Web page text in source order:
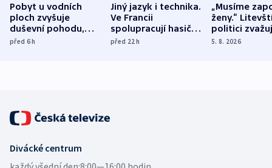
Pobyt u vodních
ploch zvyšuje
duševní pohodu,
ukázala
před 6h
Jiný jazyk i technika.
Ve Francii
spolupracují hasiči z
různých zemí
před 22h
„Musíme
ženy.“
politici
dohodu o
5. 8. 2026
Divácké centrum